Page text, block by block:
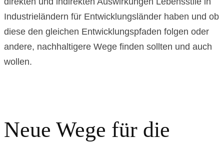
Industrieländern für Entwicklungsländer haben und ob
diese den gleichen Entwicklungspfaden folgen oder
andere, nachhaltigere Wege finden sollten und auch
wollen.
Neue Wege für die